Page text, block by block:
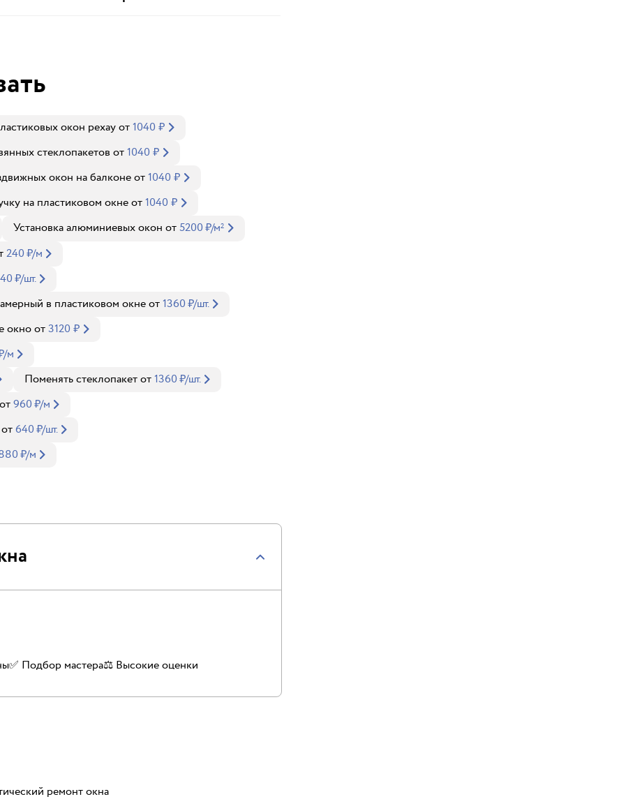
окон рехауот1040 ₽
стеклопакетов от1040 ₽
окон на балконеот1040 ₽
на пластиковом окнеот1040 ₽
Установка алюминиевых окон от5200₽/м2
240₽/м
₽/шт.
в пластиковом окнеот1360₽/шт.
окноот3120 ₽
/м
Поменять стеклопакетот1360₽/шт.
от960₽/м
от640₽/шт.
₽/м
✅️ Подбор мастера⚖️ Высокие оценки
ремонт окна